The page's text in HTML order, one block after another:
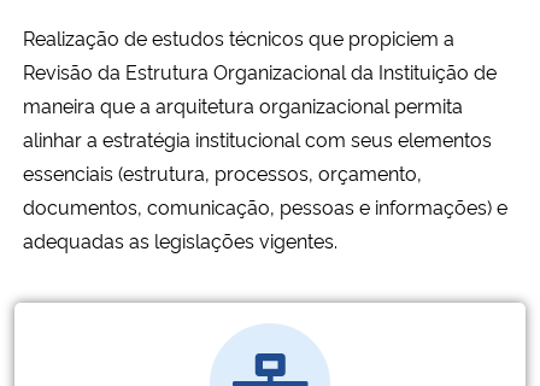
Realização de estudos técnicos que propiciem a
Revisão da Estrutura Organizacional da Instituição de
maneira que a arquitetura organizacional permita
alinhar a estratégia institucional com seus elementos
essenciais (estrutura, processos, orçamento,
documentos, comunicação, pessoas e informações) e
adequadas as legislações vigentes.